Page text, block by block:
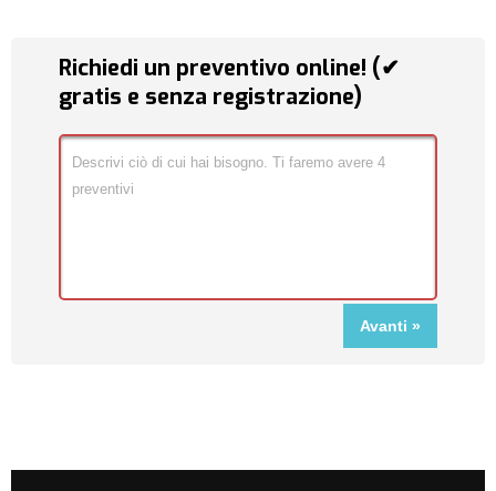
Richiedi un preventivo online! (✔
gratis e senza registrazione)